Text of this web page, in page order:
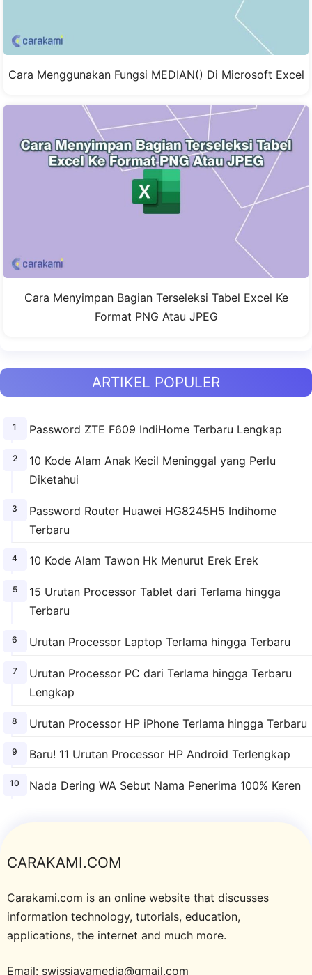
Cara Menggunakan Fungsi MEDIAN() Di Microsoft Excel
Cara Menyimpan Bagian Terseleksi Tabel Excel Ke
Format PNG Atau JPEG
ARTIKEL POPULER
Password ZTE F609 IndiHome Terbaru Lengkap
10 Kode Alam Anak Kecil Meninggal yang Perlu
Diketahui
Password Router Huawei HG8245H5 Indihome
Terbaru
10 Kode Alam Tawon Hk Menurut Erek Erek
15 Urutan Processor Tablet dari Terlama hingga
Terbaru
Urutan Processor Laptop Terlama hingga Terbaru
Urutan Processor PC dari Terlama hingga Terbaru
Lengkap
Urutan Processor HP iPhone Terlama hingga Terbaru
Baru! 11 Urutan Processor HP Android Terlengkap
Nada Dering WA Sebut Nama Penerima 100% Keren
CARAKAMI.COM
Carakami.com is an online website that discusses
information technology, tutorials, education,
applications, the internet and much more.
Email: swissjavamedia@gmail.com